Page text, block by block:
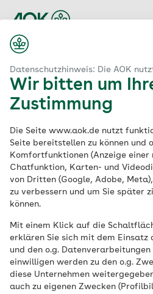
Datenschutzhinweis: Die AOK
Wir bitten um
Zustimmung
Die Seite www.aok.de nutzt
Seite bereitstellen zu können und
Komfortfunktionen (Anzeige einer
Chatfunktion, Karten- und
von Dritten (Google, Adobe,
zu verbessern und um Sie später
können.
Mit einem Klick auf die
erklären Sie sich mit dem Einsatz
und den o.g. Datenverarbeitungen
einwilligen werden zu den o.g.
diese Unternehmen
auch zu eigenen Zwecken
Aktuelle
AOK
Ort